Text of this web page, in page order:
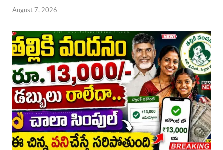
August 7, 2026